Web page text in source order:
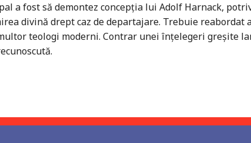
a fost să demontez concepţia lui Adolf Harnack,
divină drept caz de departajare. Trebuie
teologi moderni. Contrar unei înţelegeri greşite